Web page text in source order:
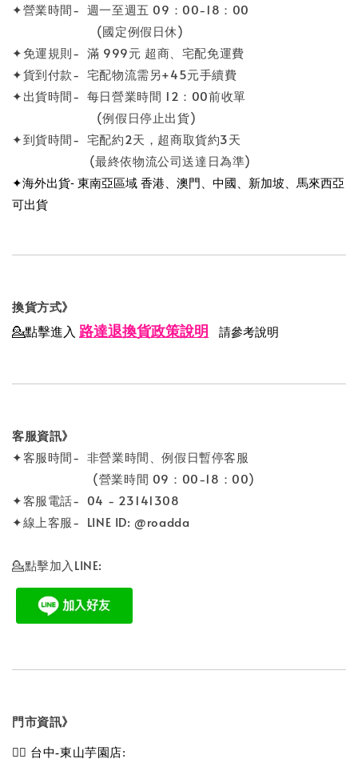
✦營業時間- 週一至週五 09：00-18：00
(國定例假日休)
✦免運規則- 滿 999元 超商、宅配免運費
✦貨到付款- 宅配物流需另+45元手續費
✦出貨時間- 每日營業時間 12：00前收單
(例假日停止出貨)
✦到貨時間- 宅配約2天，超商取貨約3天
(最終依物流公司送達日為準)
✦海外出貨- 東南亞區域 香港、澳門、中國、新加坡、馬來西亞
可出貨
換貨方式》
💁點擊進入 路達退換貨政策說明 請參考說明
客服資訊》
✦客服時間- 非營業時間、例假日暫停客服
(營業時間 09：00-18：00)
✦客服電話- 04 - 23141308
✦線上客服- LINE ID: @roadda
💁點擊加入LINE:
門市資訊》
💁‍♀️ 台中-東山芋園店: